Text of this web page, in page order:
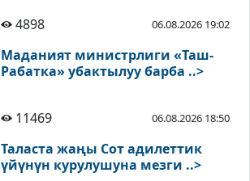
4898 06.08.2026 19:02
Маданият министрлиги «Таш-
Рабатка» убактылуу барба ..>
11469 06.08.2026 18:50
Таласта жаңы Сот адилеттик
үйүнүн курулушуна мезги ..>